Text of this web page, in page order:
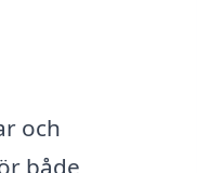
och
både